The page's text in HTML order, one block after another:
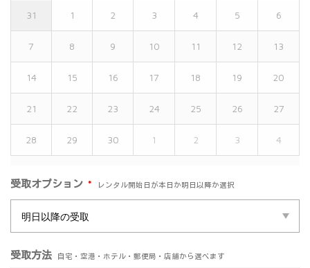
31 1 2 3 4 5 6
7 8 9 10 11 12 13
14 15 16 17 18 19 20
21 22 23 24 25 26 27
28 29 30 1 2 3 4
受取オプション * レンタル開始日が本日か明日以降か選択
受取方法 自宅・空港・ホテル・郵便局・店舗から選べます